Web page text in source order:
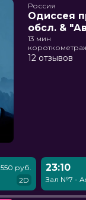
Россия
Одиссея
обсл. &
13 мин
12 отзывов
550 руб.
2D
23:10
Зал №7 -